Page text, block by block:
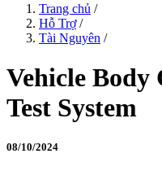
Trang chủ /
Hỗ Trợ/
Tài Nguyên /
Vehicle
Test System
08/10/2024